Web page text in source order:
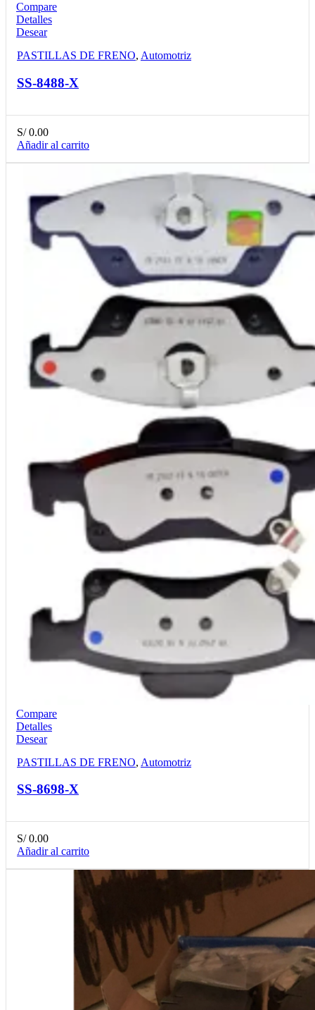
Compare
Detalles
Desear
PASTILLAS DE FRENO, Automotriz
SS-8488-X
S/0.00
Añadir al carrito
Compare
Detalles
Desear
PASTILLAS DE FRENO, Automotriz
SS-8698-X
S/0.00
Añadir al carrito